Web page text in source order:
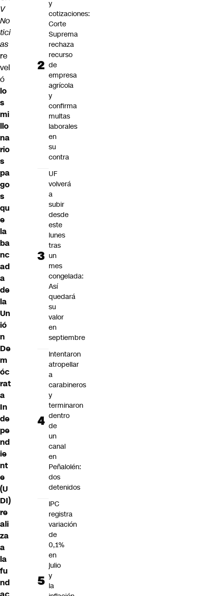
V
No
tici
as
re
vel
ó
lo
s
mi
llo
na
rio
s
pa
go
s
qu
e
la
ba
nc
ad
a
de
la
Un
ió
n
De
m
óc
rat
a
In
de
pe
nd
ie
nt
e
(U
DI)
re
ali
za
a
la
fu
nd
y
cotizaciones:
Corte
Suprema
rechaza
recurso
de
empresa
agrícola
y
confirma
multas
laborales
en
su
contra
UF
volverá
a
subir
desde
este
lunes
tras
un
mes
congelada:
Así
quedará
su
valor
en
septiembre
Intentaron
atropellar
a
carabineros
y
terminaron
dentro
de
un
canal
en
Peñalolén:
dos
detenidos
IPC
registra
variación
de
0,1%
en
julio
y
la